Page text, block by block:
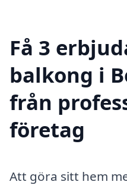
Få 3
balkong i
från
företag
Att göra sitt hem